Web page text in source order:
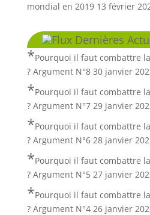
mondial en 2019 13 février
Dernières
Pourquoi il faut combattre
? Argument N°8 30 janvier
Pourquoi il faut combattre
? Argument N°7 29 janvier
Pourquoi il faut combattre
? Argument N°6 28 janvier
Pourquoi il faut combattre
? Argument N°5 27 janvier
Pourquoi il faut combattre
? Argument N°4 26 janvier